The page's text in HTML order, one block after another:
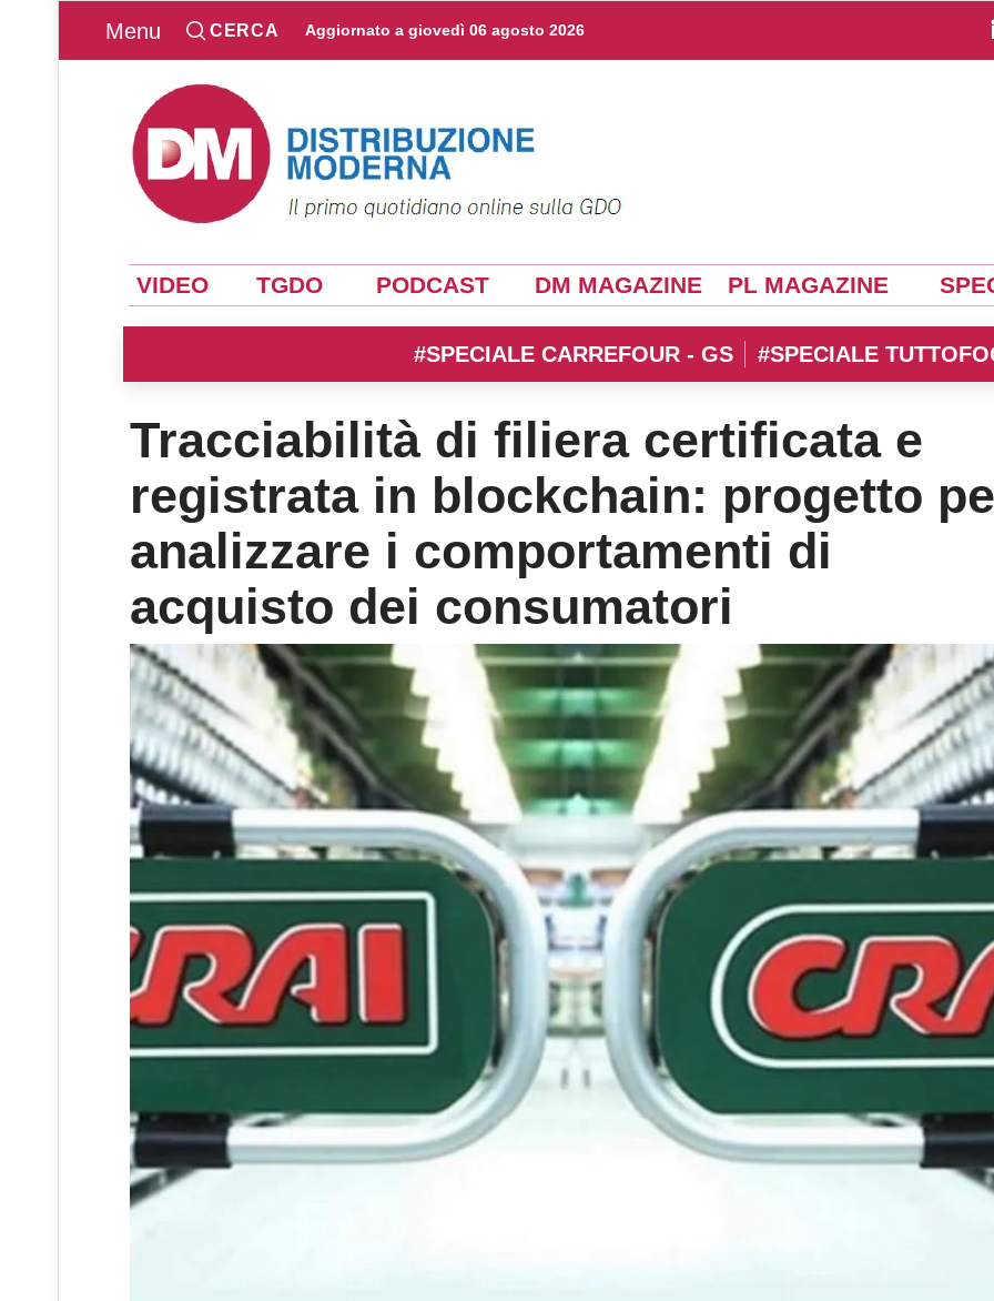
Menu CERCA Aggiornato a giovedì 06 agosto 2026
VIDEO TGDO PODCAST DM MAGAZINE PL MAGAZINE
#SPECIALE CARREFOUR - GS #SPECIALE
Tracciabilità di filiera certificata e
registrata in blockchain: progetto
analizzare i comportamenti di
acquisto dei consumatori